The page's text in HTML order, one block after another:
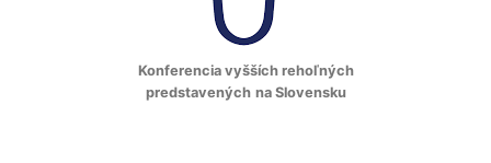
Konferencia vyšších rehoľných
predstavených na Slovensku